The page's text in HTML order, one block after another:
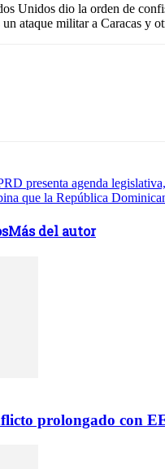
Unidos dio la orden de
ataque militar a Caracas y
presenta agenda
que la República
Más del autor
prolongado con